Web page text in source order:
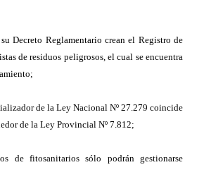
Decreto Reglamentario crean el Registro de
de residuos peligrosos, el cual se encuentra
de la Ley Nacional Nº 27.279 coincide
de la Ley Provincial Nº 7.812;
de fitosanitarios sólo podrán gestionarse